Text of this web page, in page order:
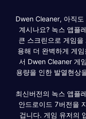
Dwen Cleaner, 아직
계시나요? 녹스 앱플
큰 스크린으로 게임
용해 더 완벽하게 게
서 Dwen Cleaner 게
용량을 인한 발열현상
최신버전의 녹스 앱플
안드로이드 7버전을
겁니다. 게임 유저의